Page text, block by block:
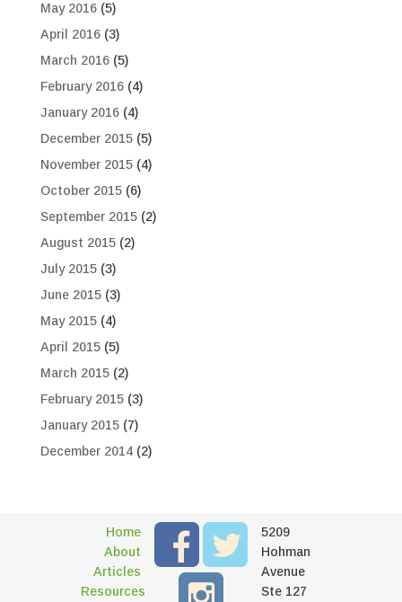
May 2016(5)
April 2016(3)
March 2016(5)
February 2016(4)
January 2016(4)
December 2015(5)
November 2015(4)
October 2015(6)
September 2015(2)
August 2015(2)
July 2015(3)
June 2015(3)
May 2015(4)
April 2015(5)
March 2015(2)
February 2015(3)
January 2015(7)
December 2014(2)
Home
About
Articles
Resources
5209
Hohman
Avenue
Ste 127